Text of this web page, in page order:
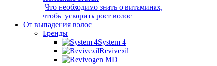
Что необходимо знать о витаминах,
чтобы ускорить рост волос
От выпадения волос
Бренды
System 4
Revivexil